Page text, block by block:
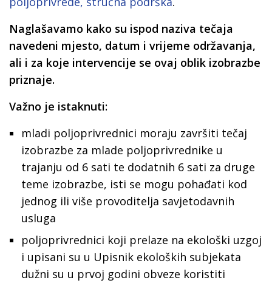
Naglašavamo kako su ispod naziva tečaja
navedeni mjesto, datum i vrijeme održavanja,
ali i za koje intervencije se ovaj oblik izobrazbe
priznaje.
Važno je istaknuti:
mladi poljoprivrednici moraju završiti tečaj
izobrazbe za mlade poljoprivrednike u
trajanju od 6 sati te dodatnih 6 sati za druge
teme izobrazbe, isti se mogu pohađati kod
jednog ili više provoditelja savjetodavnih
usluga
poljoprivrednici koji prelaze na ekološki uzgoj
i upisani su u Upisnik ekoloških subjekata
dužni su u prvoj godini obveze koristiti